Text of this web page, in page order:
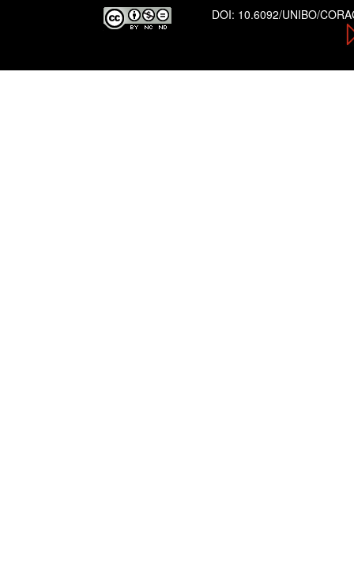
DOI: 10.6092/UNIBO/